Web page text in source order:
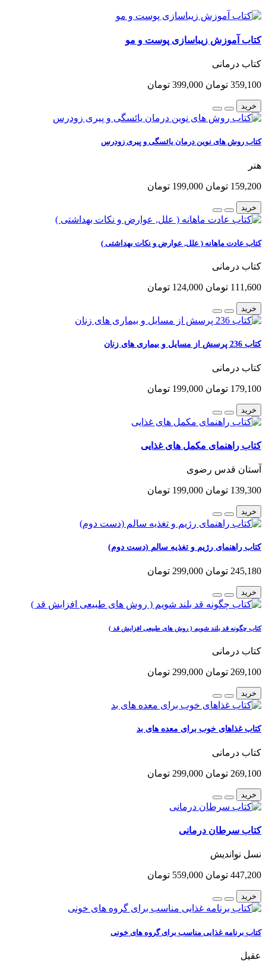
کتاب آموزش زیباسازی پوست و مو
کتاب درمانی
359,100 تومان 399,000 تومان
خرید
کتاب روش های نوین درمان یائسگی و پیری زودرس
هنر
159,200 تومان 199,000 تومان
خرید
کتاب عادت ماهانه ( علل, عوارض و نکات بهداشتی )
کتاب درمانی
111,600 تومان 124,000 تومان
خرید
کتاب 236 پرسش از مسایل و بیماری های زنان
کتاب درمانی
179,100 تومان 199,000 تومان
خرید
کتاب راهنمای مکمل های غذایی
آستان قدس رضوی
139,300 تومان 199,000 تومان
خرید
کتاب راهنمای رژیم و تغذیه سالم (دست دوم)
245,180 تومان 299,000 تومان
خرید
کتاب چگونه قد بلند شویم ( روش های طبیعی افزایش قد )
کتاب درمانی
269,100 تومان 299,000 تومان
خرید
کتاب غذاهای خوب برای معده های بد
کتاب درمانی
269,100 تومان 299,000 تومان
خرید
کتاب سرطان درمانی
نسل نواندیش
447,200 تومان 559,000 تومان
خرید
کتاب برنامه غذایی مناسب برای گروه های خونی
عقیل